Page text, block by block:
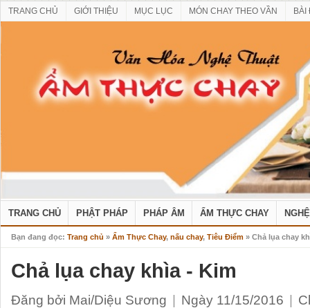
TRANG CHỦ GIỚI THIỆU MỤC LỤC MÓN CHAY THEO VẦN BÀI
TRANG CHỦ PHẬT PHÁP PHÁP ÂM ẨM THỰC CHAY
Bạn đang đọc: Trang chủ » Ẩm Thực Chay, nấu chay, Tiêu Điểm » Chả lụa chay
Chả lụa chay khìa - Kim
Đăng bởi Mai/Diệu Sương Ngày 11/15/2016